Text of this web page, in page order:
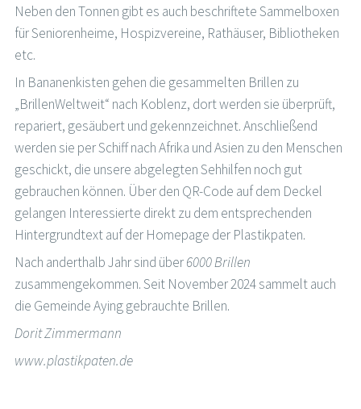
Neben den Tonnen gibt es auch beschriftete Sammelboxen
für Seniorenheime, Hospizvereine, Rathäuser, Bibliotheken
etc.
In Bananenkisten gehen die gesammelten Brillen zu
„BrillenWeltweit“ nach Koblenz, dort werden sie überprüft,
repariert, gesäubert und gekennzeichnet. Anschließend
werden sie per Schiff nach Afrika und Asien zu den Menschen
geschickt, die unsere abgelegten Sehhilfen noch gut
gebrauchen können. Über den QR-Code auf dem Deckel
gelangen Interessierte direkt zu dem entsprechenden
Hintergrundtext auf der Homepage der Plastikpaten.
Nach anderthalb Jahr sind über6000 Brillen
zusammengekommen. Seit November 2024 sammelt auch
die Gemeinde Aying gebrauchte Brillen.
Dorit Zimmermann
www.plastikpaten.de